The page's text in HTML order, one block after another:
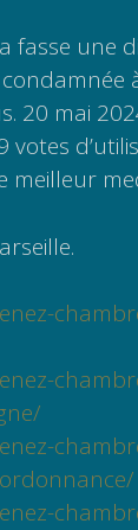
fasse une
20 mai
votes
meilleur